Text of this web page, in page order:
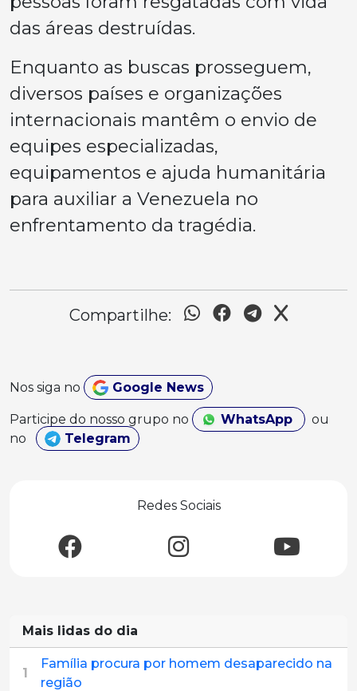
das áreas destruídas.
Enquanto as buscas prosseguem,
diversos países e organizações
internacionais mantêm o envio de
equipes especializadas,
equipamentos e ajuda humanitária
para auxiliar a Venezuela no
enfrentamento da tragédia.
Compartilhe:
Nos siga no Google News
Participe do nosso grupo no WhatsApp
ou
no
Telegram
Redes Sociais
Mais lidas do dia
1
Família procura por homem desaparecido na
região